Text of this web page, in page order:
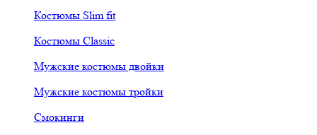
Костюмы Slim fit
Костюмы Classic
Мужские костюмы двойки
Мужские костюмы тройки
Смокинги